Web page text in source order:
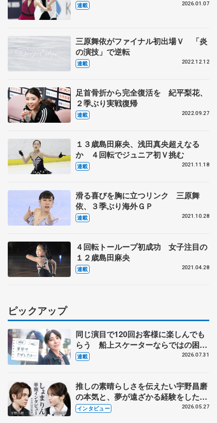
連載 2026.01.07
三原舞依がファイナル初出場Ｖ 「炎
の演技」で逆転
連載 2022.12.12
足首骨折から完全復活を 紀平梨花、
２季ぶり実戦復帰
連載 2022.09.27
１３歳島田麻央、浅田真央超えなる
か ４回転でジュニア初Ｖ挑む
連載 2021.11.18
滑る喜びを胸に立つリンク 三原舞
依、３季ぶり海外ＧＰ
連載 2021.10.28
４回転トーループ初成功 女子注目の
１２歳島田麻央
連載 2021.04.28
ピックアップ
同じ演目で120回お客様に楽しんでも
らう 船上スケーターならではの困難
とは 影響あったPIW前キャプテン松
連載 2026.07.31
推しの素晴らしさを伝えたい宇野昌磨
の本気と、夢が遠ざかる経験をした本
田真凜の覚悟
インタビュー 2026.05.27